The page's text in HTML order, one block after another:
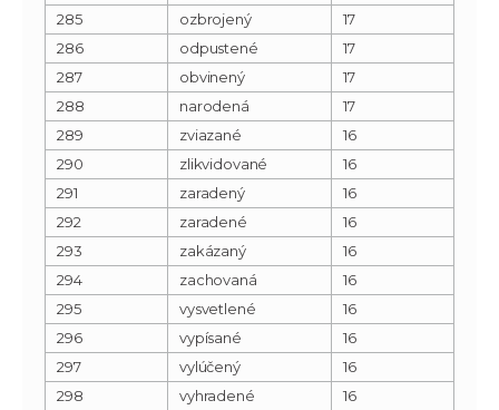
285
ozbrojený
17
286
odpustené
17
287
obvinený
17
288
narodená
17
289
zviazané
16
290
zlikvidované
16
291
zaradený
16
292
zaradené
16
293
zakázaný
16
294
zachovaná
16
295
vysvetlené
16
296
vypísané
16
297
vylúčený
16
298
vyhradené 16